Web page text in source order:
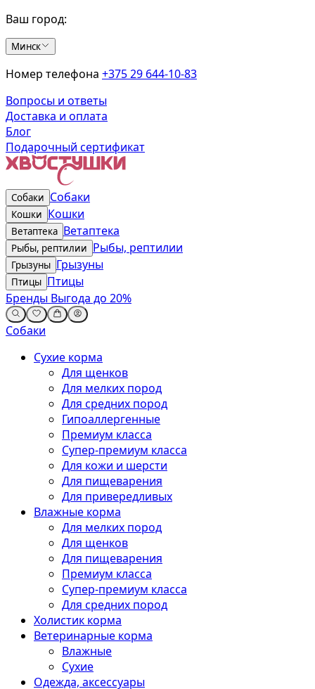
Ваш город:
Минск
Номер телефона +375 29 644-10-83
Вопросы и ответы
Доставка и оплата
Блог
Подарочный сертификат
Собаки Собаки
Кошки Кошки
Ветаптека Ветаптека
Рыбы, рептилии Рыбы, рептилии
Грызуны Грызуны
Птицы Птицы
Бренды Выгода до 20%
Собаки
Сухие корма
Для щенков
Для мелких пород
Для средних пород
Гипоаллергенные
Премиум класса
Супер-премиум класса
Для кожи и шерсти
Для пищеварения
Для привередливых
Влажные корма
Для мелких пород
Для щенков
Для пищеварения
Премиум класса
Супер-премиум класса
Для средних пород
Холистик корма
Ветеринарные корма
Влажные
Сухие
Одежда, аксессуары